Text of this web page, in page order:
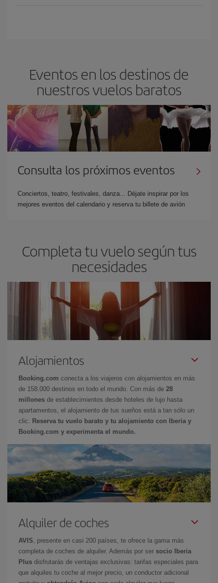
Eventos en los destinos de
nuestros vuelos baratos
Consulta los próximos eventos
Conciertos, teatro, festivales, danza... Déjate inspirar por los
mejores eventos del calendario y reserva tu billete de avión
Completa tu vuelo según tus
necesidades
Alojamientos
Booking.com conecta a los viajeros con alojamientos en más
de 158.000 destinos en todo el mundo. Con más de 28
millones de establecimientos desde hoteles de lujo hasta
apartamentos, el alojamiento de tus sueños está a tan sólo un
clic.
Reserva tu vuelo barato y tu alojamiento con Iberia y
Booking.com y experimenta el mundo.
Alquiler de coches
AVIS , presente en casi 200 países, te ofrece la gama más
completa de coches de alquiler. Además por ser socio Iberia
Plus disfrutarás de ventajas exclusivas: tarifas especiales para
que alquiles tu coche al mejor precio, un conductor adicional